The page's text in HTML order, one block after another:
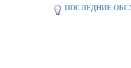
ПОСЛЕДНИЕ